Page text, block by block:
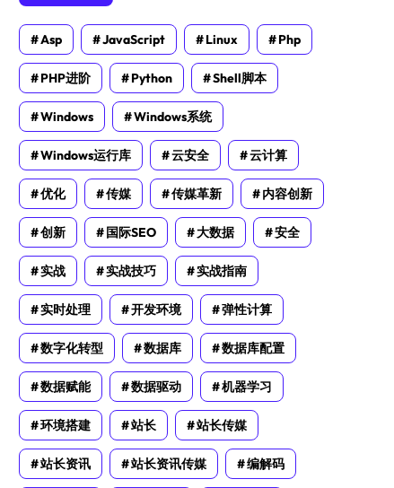
Asp JavaScript Linux Php
PHP进阶 Python Shell脚本
Windows Windows系统
Windows运行库 云安全 云计算
优化 传媒 传媒革新 内容创新
创新 国际SEO 大数据 安全
实战 实战技巧 实战指南
实时处理 开发环境 弹性计算
数字化转型 数据库 数据库配置
数据赋能 数据驱动 机器学习
环境搭建 站长 站长传媒
站长资讯 站长资讯传媒 编解码